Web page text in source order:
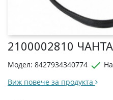
2100002810
Модел: 8427934340774 
Виж повече за продукта